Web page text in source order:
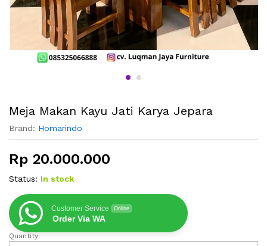
Meja Makan Kayu Jati Karya Jepara
Brand: Homarindo
Rp 20.000.000
Status: In stock
Customer Service Online
Order Via WA
Meja
Quantity: